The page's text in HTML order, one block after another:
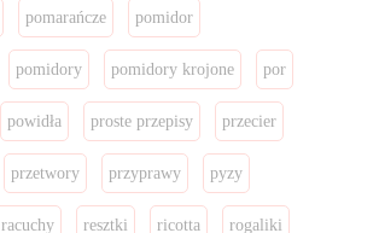
pomarańcze pomidor
pomidory pomidory krojone por
powidła proste przepisy przecier
przetwory przyprawy pyzy
racuchy resztki ricotta rogaliki